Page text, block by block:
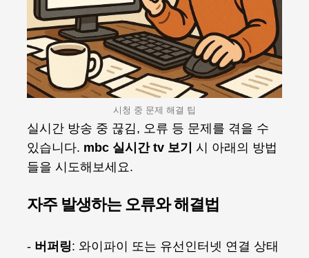
시청 중 문제 해결 팁
실시간 방송 중 끊김, 오류 등 문제를 겪을 수
있습니다. mbc 실시간 tv 보기 시 아래의 방법
들을 시도해보세요.
자주 발생하는 오류와 해결법
- 버퍼링: 와이파이 또는 유선인터넷 연결 상태